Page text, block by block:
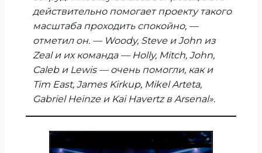
действительно помогает проекту такого
масштаба проходить спокойно, —
отметил он. — Woody, Steve и John из
Zeal и их команда — Holly, Mitch, John,
Caleb и Lewis — очень помогли, как и
Tim East, James Kirkup, Mikel Arteta,
Gabriel Heinze и Kai Havertz в Arsenal».